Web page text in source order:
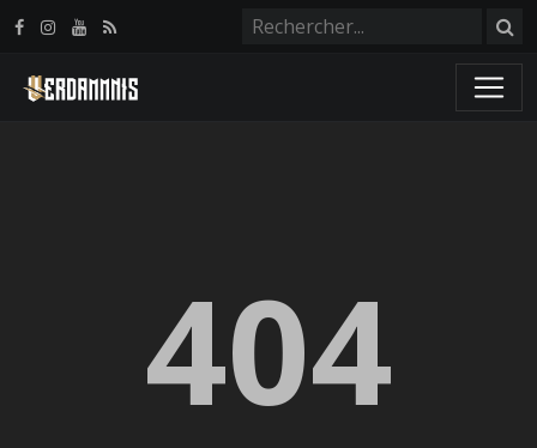
404
Panneau de gestion des cookies